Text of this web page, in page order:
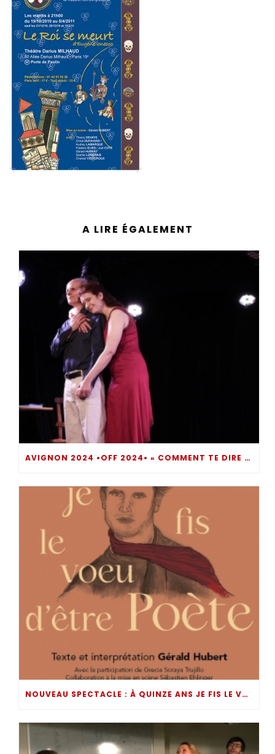
A LIRE ÉGALEMENT
AVIGNON 2024 •OFF 2024• « COMMENT TE DIRE ? » UN MOMENT DE THÉÂTRE INTROSPECTIF BOULEVERSANT… DIRE POUR NE PAS SOMBRER !
NOUVEAU SPECTACLE : À QUINZE ANS JE FIS LE VOEU D’ÊTRE POÈTE